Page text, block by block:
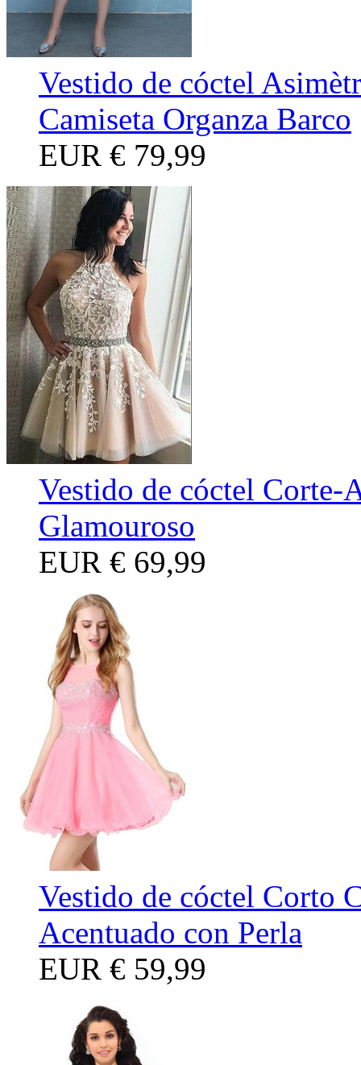
Vestido de cóctel
Camiseta Organza Barco
EUR € 79,99
Vestido de cóctel
Glamouroso
EUR € 69,99
Vestido de cóctel Corto
Acentuado con Perla
EUR € 59,99